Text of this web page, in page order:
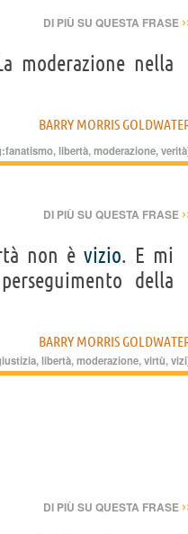
DI PIÙ SU QUESTA FRASE
moderazione nella
BARRY MORRIS
fanatismo,libertà,moderazione,verità
DI PIÙ SU QUESTA FRASE
non è vizio. E mi
della
BARRY MORRIS
,libertà,moderazione,virtù,vizi
DI PIÙ SU QUESTA FRASE